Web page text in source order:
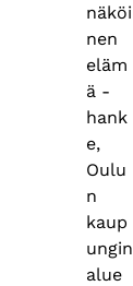
näköi
nen
eläm
ä -
hank
e,
Oulu
n
kaup
ungin
alue